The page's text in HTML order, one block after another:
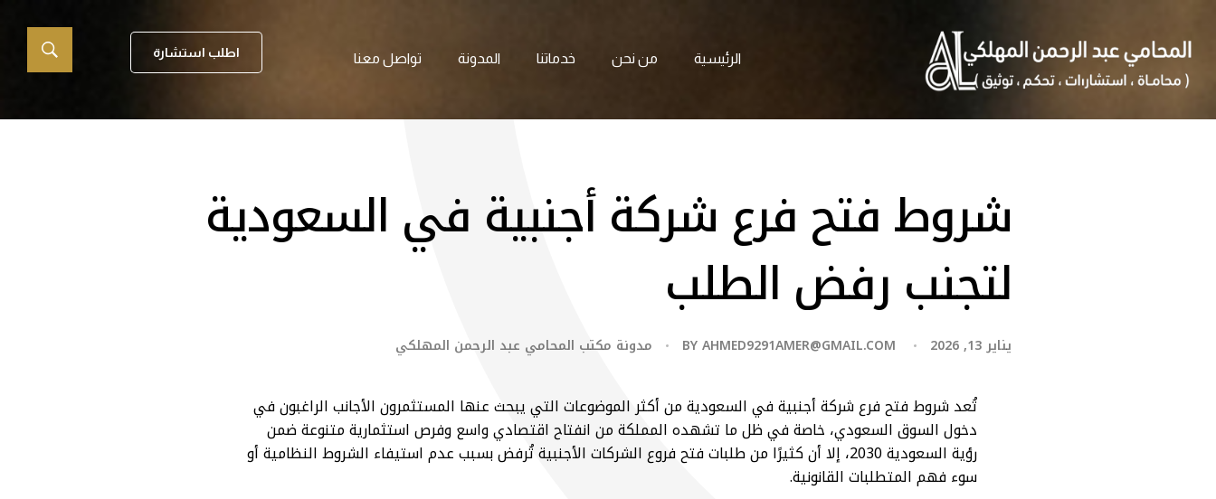
الرئيسية من نحن خدماتنا المدونة تواصل معنا اطلب استشارة
شروط فتح فرع شركة أجنبية في السعودية
لتجنب رفض الطلب
يناير 13, 2026 BYAHMED9291AMER@GMAIL.COM مدونة مكتب المحامي عبد الرحمن المهلكي
تُعد شروط فتح فرع شركة أجنبية في السعودية من أكثر الموضوعات التي يبحث عنها المستثمرون الأجانب الراغبون في
دخول السوق السعودي، خاصة في ظل ما تشهده المملكة من انفتاح اقتصادي واسع وفرص استثمارية متنوعة ضمن
رؤية السعودية 2030، إلا أن كثيرًا من طلبات فتح فروع الشركات الأجنبية تُرفض بسبب عدم استيفاء الشروط النظامية أو
سوء فهم المتطلبات القانونية.